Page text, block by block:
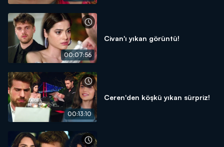
00:07:56
Civan'ı yıkan görüntü!
00:13:10
Ceren'den köşkü yıkan sürpriz!